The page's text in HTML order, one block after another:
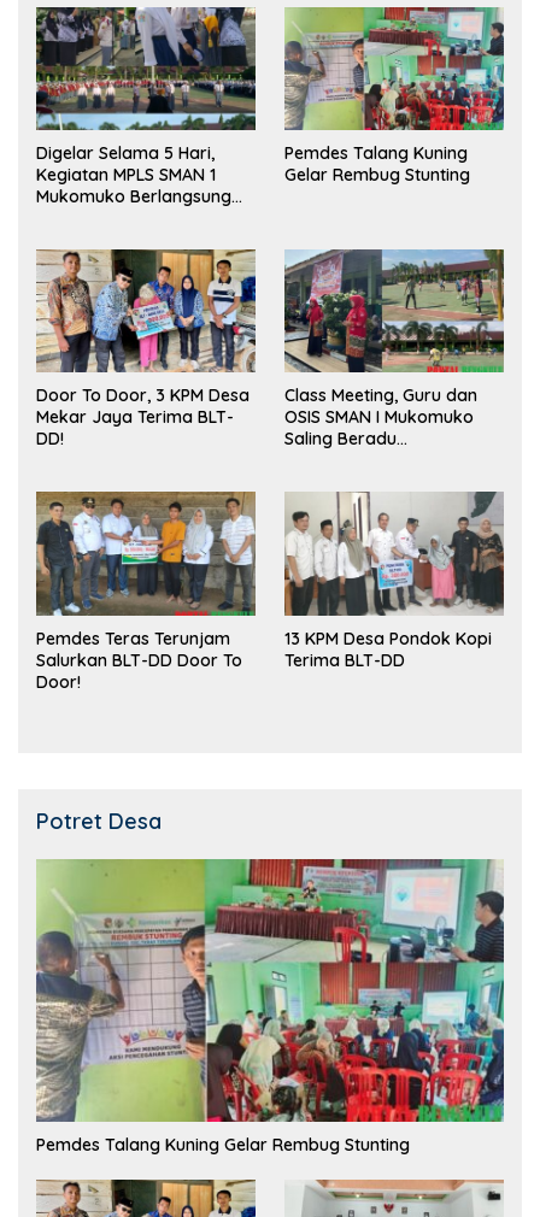
Digelar Selama 5 Hari,
Kegiatan MPLS SMAN 1
Mukomuko Berlangsung
Pemdes Talang Kuning
Gelar Rembug Stunting
Door To Door, 3 KPM Desa
Mekar Jaya Terima BLT-
DD!
Class Meeting, Guru dan
OSIS SMAN I Mukomuko
Saling Beradu
Pemdes Teras Terunjam
Salurkan BLT-DD Door To
Door!
13 KPM Desa Pondok Kopi
Terima BLT-DD
Potret Desa
Pemdes Talang Kuning Gelar Rembug Stunting